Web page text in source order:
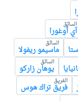
السائق
آي أوغورا
السائق
ماسيمو ريفولا
السائق
يوهان زاركو
الفريق
فريق تراك هوس